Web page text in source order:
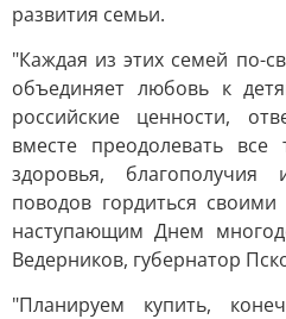
развития семьи.
"Каждая из этих семей по-
объединяет любовь к
российские ценности,
вместе преодолевать
здоровья,
поводов гордиться
наступающим Днем
Ведерников, губернатор
"Планируем купить,